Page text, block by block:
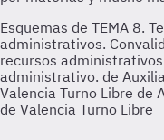
Esquemas de TEMA 8.
administrativos.
recursos
administrativo. de
Valencia Turno Libre de
de Valencia Turno Libre